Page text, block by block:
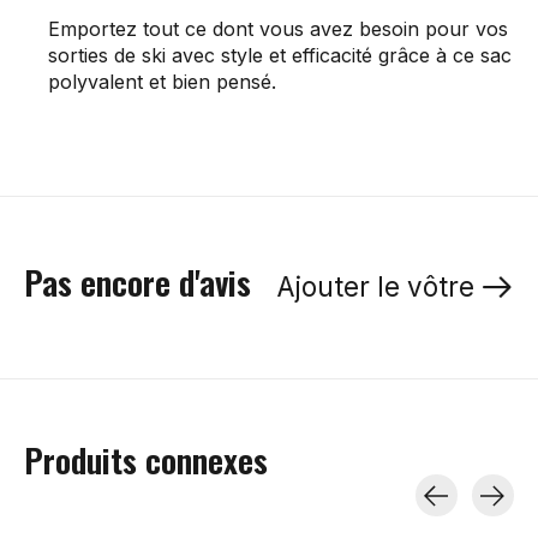
Emportez tout ce dont vous avez besoin pour vos
sorties de ski avec style et efficacité grâce à ce sac
polyvalent et bien pensé.
Pas encore d'avis Ajouter le vôtre
Produits connexes